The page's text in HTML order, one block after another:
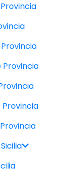
Provincia
Provincia